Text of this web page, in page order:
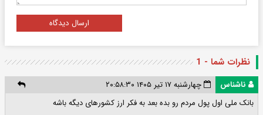
ارسال دیدگاه
نظرات شما - 1
ناشناس
چهارشنبه ۱۷ تیر ۱۴۰۵ ۲۰:۵۸:۳۰
بانک ملی اول پول مردم رو بده بعد به فکر ارز کشورهای دیگه باشه